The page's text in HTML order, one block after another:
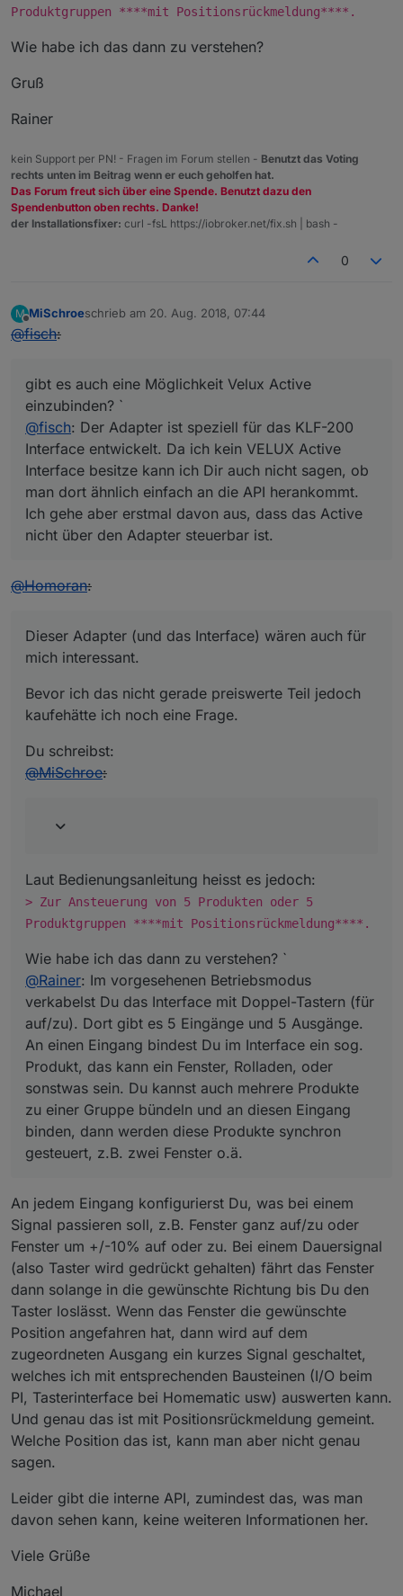
Produktgruppen ****mit Positionsrückmeldung****.
Wie habe ich das dann zu verstehen?
Gruß
Rainer
kein Support per PN! - Fragen im Forum stellen - Benutzt das Voting
rechts unten im Beitrag wenn er euch geholfen hat.
Das Forum freut sich über eine Spende. Benutzt dazu den
Spendenbutton oben rechts. Danke!
der Installationsfixer: curl -fsL https://iobroker.net/fix.sh | bash -
0
M
Offline
MiSchroeschrieb am 20. Aug. 2018, 07:44
zuletzt editiert von
@fisch:
gibt es auch eine Möglichkeit Velux Active
einzubinden? `
@fisch: Der Adapter ist speziell für das KLF-200
Interface entwickelt. Da ich kein VELUX Active
Interface besitze kann ich Dir auch nicht sagen, ob
man dort ähnlich einfach an die API herankommt.
Ich gehe aber erstmal davon aus, dass das Active
nicht über den Adapter steuerbar ist.
@Homoran:
Dieser Adapter (und das Interface) wären auch für
mich interessant.
Bevor ich das nicht gerade preiswerte Teil jedoch
kaufehätte ich noch eine Frage.
Du schreibst:
@MiSchroe:
Laut Bedienungsanleitung heisst es jedoch:
> Zur Ansteuerung von 5 Produkten oder 5
Produktgruppen ****mit Positionsrückmeldung****.
Wie habe ich das dann zu verstehen? `
@Rainer: Im vorgesehenen Betriebsmodus
verkabelst Du das Interface mit Doppel-Tastern (für
auf/zu). Dort gibt es 5 Eingänge und 5 Ausgänge.
An einen Eingang bindest Du im Interface ein sog.
Produkt, das kann ein Fenster, Rolladen, oder
sonstwas sein. Du kannst auch mehrere Produkte
zu einer Gruppe bündeln und an diesen Eingang
binden, dann werden diese Produkte synchron
gesteuert, z.B. zwei Fenster o.ä.
An jedem Eingang konfigurierst Du, was bei einem
Signal passieren soll, z.B. Fenster ganz auf/zu oder
Fenster um +/-10% auf oder zu. Bei einem Dauersignal
(also Taster wird gedrückt gehalten) fährt das Fenster
dann solange in die gewünschte Richtung bis Du den
Taster loslässt. Wenn das Fenster die gewünschte
Position angefahren hat, dann wird auf dem
zugeordneten Ausgang ein kurzes Signal geschaltet,
welches ich mit entsprechenden Bausteinen (I/O beim
PI, Tasterinterface bei Homematic usw) auswerten kann.
Und genau das ist mit Positionsrückmeldung gemeint.
Welche Position das ist, kann man aber nicht genau
sagen.
Leider gibt die interne API, zumindest das, was man
davon sehen kann, keine weiteren Informationen her.
Viele Grüße
Michael